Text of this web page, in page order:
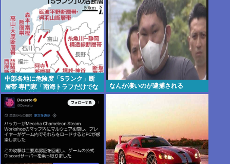
中部各地に危険度「Sランク」断
層帯 専門家「南海トラフだけでな
く直下型地震にも注意を」
なんか凄いのが逮捕される